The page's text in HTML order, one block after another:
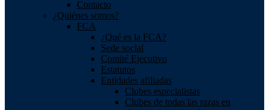
Contacto
¿Quiénes somos?
FCA
¿Qué es la FCA?
Sede social
Comité Ejecutivo
Estatutos
Entidades afiliadas
Clubes especialistas
Clubes de todas las razas en